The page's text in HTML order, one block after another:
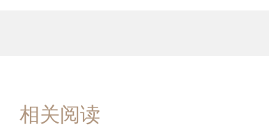
相关阅读